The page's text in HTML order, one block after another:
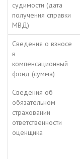
судимости (дата
получения справки
МВД)
Сведения о взносе
в
компенсационный
фонд (сумма)
Сведения об
обязательном
страховании
ответственности
оценщика